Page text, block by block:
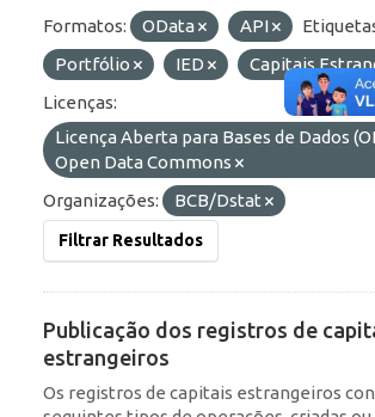
Formatos: OData API
Portfólio
IED
Capitais
Licenças:
Licença Aberta para Bases de Dados
Open Data Commons
Organizações:
BCB/Dstat
Filtrar Resultados
Publicação dos registros de
estrangeiros
Os registros de capitais estrangeiros